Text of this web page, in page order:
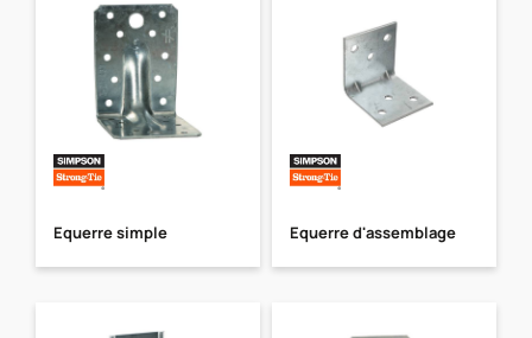
Equerre simple Equerre d'assemblage